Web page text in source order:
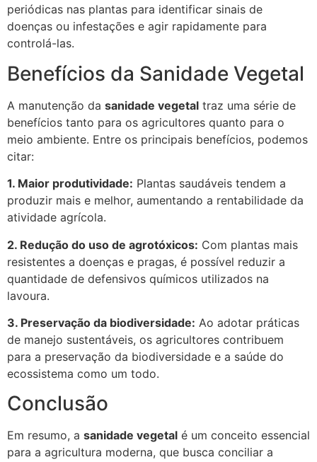
periódicas nas plantas para identificar sinais de
doenças ou infestações e agir rapidamente para
controlá-las.
Benefícios da Sanidade Vegetal
A manutenção da sanidade vegetal traz uma série de
benefícios tanto para os agricultores quanto para o
meio ambiente. Entre os principais benefícios, podemos
citar:
1. Maior produtividade: Plantas saudáveis tendem a
produzir mais e melhor, aumentando a rentabilidade da
atividade agrícola.
2. Redução do uso de agrotóxicos: Com plantas mais
resistentes a doenças e pragas, é possível reduzir a
quantidade de defensivos químicos utilizados na
lavoura.
3. Preservação da biodiversidade: Ao adotar práticas
de manejo sustentáveis, os agricultores contribuem
para a preservação da biodiversidade e a saúde do
ecossistema como um todo.
Conclusão
Em resumo, a sanidade vegetal é um conceito essencial
para a agricultura moderna, que busca conciliar a